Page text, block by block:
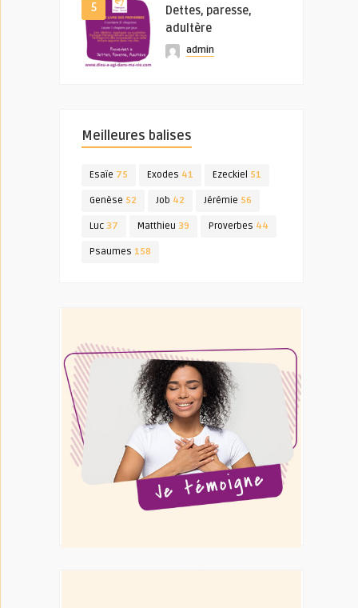
5
Dettes, paresse,
adultère
admin
Meilleures balises
Esaïe 75 Exodes 41 Ezeckiel 51
Genèse 52 Job 42 Jérémie 56
Luc 37 Matthieu 39 Proverbes 44
Psaumes 158